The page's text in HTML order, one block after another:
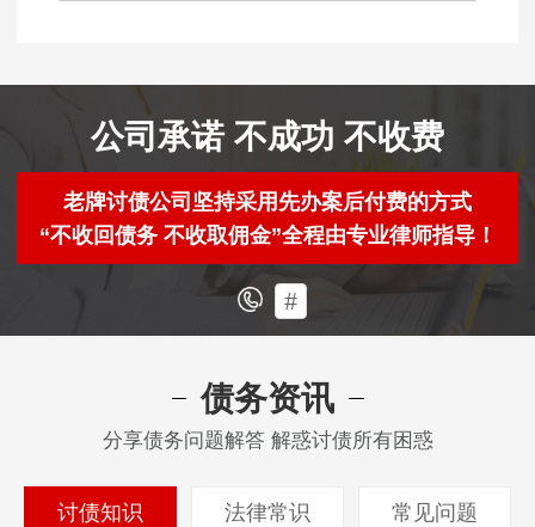
公司承诺 不成功 不收费
老牌讨债公司坚持采用先办案后付费的方式
“不收回债务 不收取佣金”全程由专业律师指导！
#
债务资讯
分享债务问题解答 解惑讨债所有困惑
讨债知识 法律常识 常见问题